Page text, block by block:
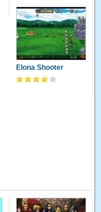
Elona Shooter